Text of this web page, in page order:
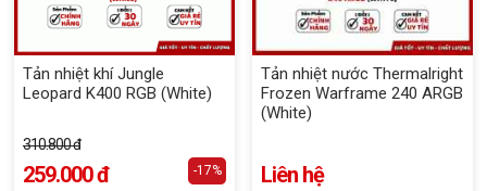
Tản nhiệt khí Jungle
Leopard K400 RGB (White)
310.800 đ
259.000 đ -17%
Tản nhiệt nước Thermalright
Frozen Warframe 240 ARGB
(White)
Liên hệ